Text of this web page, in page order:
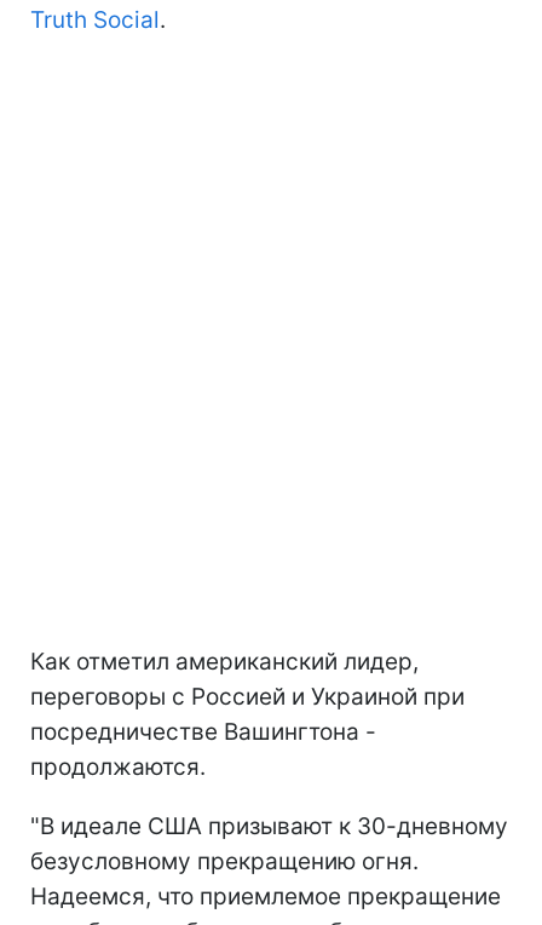
Truth Social.
Как отметил американский лидер,
переговоры с Россией и Украиной при
посредничестве Вашингтона -
продолжаются.
"В идеале США призывают к 30-дневному
безусловному прекращению огня.
Надеемся, что приемлемое прекращение